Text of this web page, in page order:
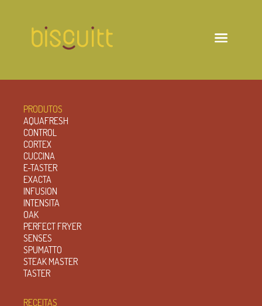
PRODUTOS
AQUAFRESH
CONTROL
CORTEX
CUCCINA
E-TASTER
EXACTA
INFUSION
INTENSITA
OAK
PERFECT FRYER
SENSES
SPUMATTO
STEAK MASTER
TASTER
RECEITAS